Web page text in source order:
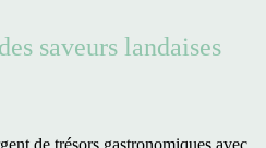
des saveurs landaises